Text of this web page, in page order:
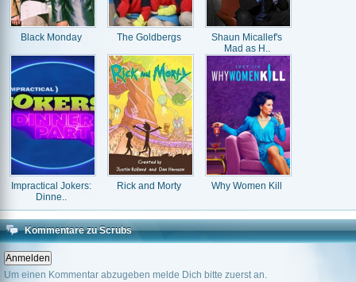
Black Monday The Goldbergs
Shaun Micallef's
Mad as H..
Impractical Jokers:
Dinne..
Rick and Morty Why Women Kill
Kommentare zu Scrubs
Um einen Kommentar abzugeben melde Dich bitte zuerst an.